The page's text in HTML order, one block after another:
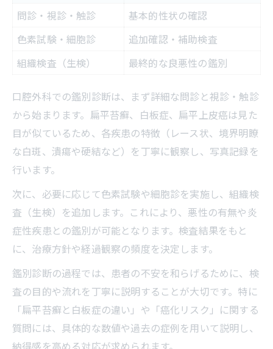
問診・視診・触診
基本的性状の確認
色素試験・細胞診
追加確認・補助検査
組織検査（生検）
最終的な良悪性の鑑別
口腔外科での鑑別診断は、まず詳細な問診と視診・触診
から始まります。扁平苔癬、白板症、扁平上皮癌は見た
目が似ているため、各疾患の特徴（レース状、境界明瞭
な白斑、潰瘍や硬結など）を丁寧に観察し、写真記録を
行います。
次に、必要に応じて色素試験や細胞診を実施し、組織検
査（生検）を追加します。これにより、悪性の有無や炎
症性疾患との鑑別が可能となります。検査結果をもと
に、治療方針や経過観察の頻度を決定します。
鑑別診断の過程では、患者の不安を和らげるために、検
査の目的や流れを丁寧に説明することが大切です。特に
「扁平苔癬と白板症の違い」や「癌化リスク」に関する
質問には、具体的な数値や過去の症例を用いて説明し、